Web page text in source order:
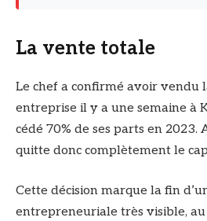
La vente totale
Le chef a confirmé avoir vendu
entreprise il y a une semaine à
cédé 70% de ses parts en 2023.
quitte donc complètement le
Cette décision marque la fin
entrepreneuriale très visible,